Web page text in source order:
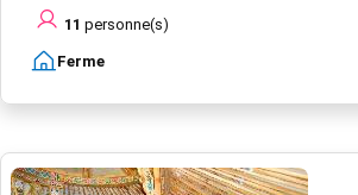
11 personne(s)
Ferme